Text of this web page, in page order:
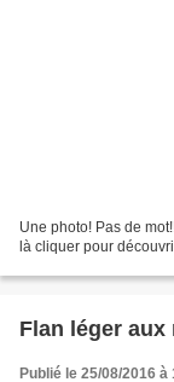
Une photo! Pas de
là cliquer pour
Flan léger aux
Publié le 25/08/2016 à